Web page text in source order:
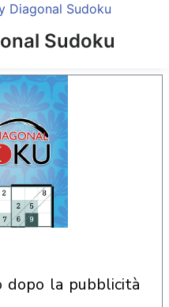
Sudoku
Diagonal Sudoku
dopo la pubblicità